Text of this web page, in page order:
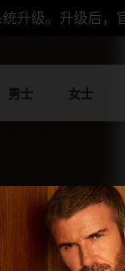
升级。升级后
男士 女士